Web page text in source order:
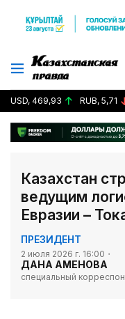
USD, 469,93 RUB, 5,71
Казахстан
ведущим
Евразии –
ПРЕЗИДЕНТ
2 июля 2026 г. 16:00
ДАНА АМЕНОВА
специальный